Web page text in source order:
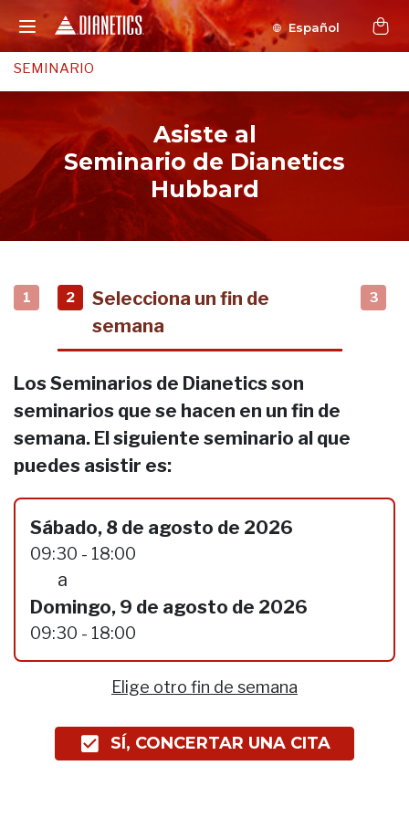
Español
SEMINARIO
Asiste al
Seminario de Dianetics
Hubbard
1 2
Selecciona un fin de
semana
3
Los Seminarios de Dianetics son
seminarios que se hacen en un fin de
semana. El siguiente seminario al que
puedes asistir es:
Sábado, 8 de agosto de 2026
09:30 - 18:00
a
Domingo, 9 de agosto de 2026
09:30 - 18:00
Elige otro fin de semana
SÍ, CONCERTAR UNA CITA